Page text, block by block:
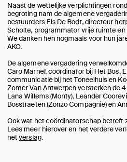
Naast de wettelijke verplichtingen
begroting nam de algemene
bestuurders Els De Bodt, directeur
Scholte, programmator vrije ruimte en
We danken hen nogmaals voor hun
AKO.
De algemene vergadering
Caro Marnef, coördinator bij Het Bos,
communicatie bij het Toneelhuis en
Zomer Van Antwerpen versterken de
Lana Willems (Monty), Leander
Bosstraeten (Zonzo Compagnie) en
Ook wat het coördinatorschap betreft
Lees meer hierover en het verdere
hetverslag.